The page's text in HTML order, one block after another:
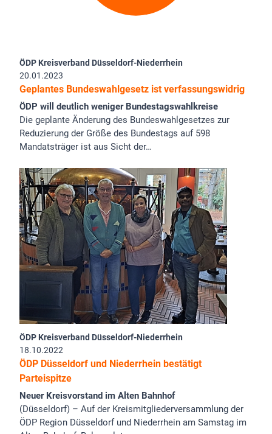
ÖDP Kreisverband Düsseldorf-Niederrhein
20.01.2023
Geplantes Bundeswahlgesetz ist verfassungswidrig
ÖDP will deutlich weniger Bundestagswahlkreise
Die geplante Änderung des Bundeswahlgesetzes zur
Reduzierung der Größe des Bundestags auf 598
Mandatsträger ist aus Sicht der…
ÖDP Kreisverband Düsseldorf-Niederrhein
18.10.2022
ÖDP Düsseldorf und Niederrhein bestätigt
Parteispitze
Neuer Kreisvorstand im Alten Bahnhof
(Düsseldorf) – Auf der Kreismitgliederversammlung der
ÖDP Region Düsseldorf und Niederrhein am Samstag im